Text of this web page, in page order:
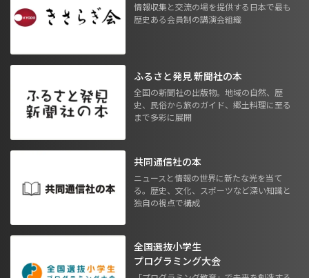
情報収集と交流の場を提供する日本で最も
歴史ある会員制の講演会組織
ふるさと発見 新聞社の本
全国の新聞社の出版物。地域の自然、歴
史、民俗から旅のガイド、郷土料理に至る
まで多彩に展開
共同通信社の本
ニュースと情報の世界に新たな光を当て
る。歴史、文化、スポーツなど深い知識と
独自の視点で構成
全国選抜小学生
プログラミング大会